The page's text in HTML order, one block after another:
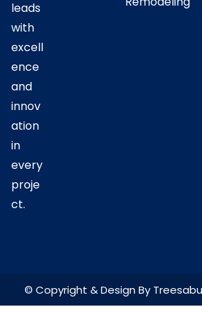
leads
with
excell
ence
and
innov
ation
in
every
proje
ct.
© Copyright & Design By